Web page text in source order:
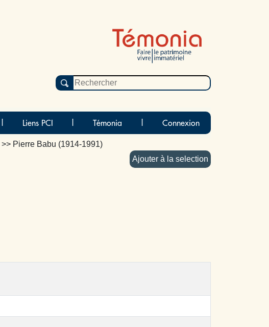
Liens PCI Témonia Connexion
>> Pierre Babu (1914-1991)
Ajouter à la selection